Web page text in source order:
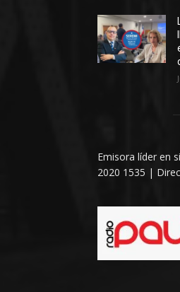
Emisora líder en
2020 1535 |